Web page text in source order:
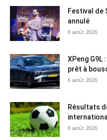
Festival de
annulé
6 août 2026
XPeng G9L
prêt à
6 août 2026
Résultats
6 août 2026